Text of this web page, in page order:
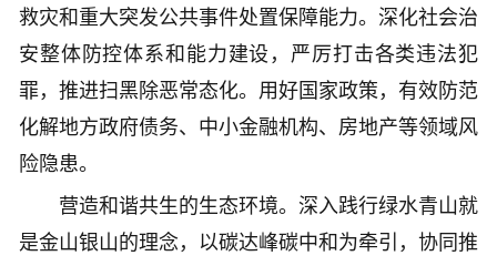
救灾和重大突发公共事件处置保障能力。深化社会治
安整体防控体系和能力建设，严厉打击各类违法犯
罪，推进扫黑除恶常态化。用好国家政策，有效防范
化解地方政府债务、中小金融机构、房地产等领域风
险隐患。
营造和谐共生的生态环境。深入践行绿水青山就
是金山银山的理念，以碳达峰碳中和为牵引，协同推